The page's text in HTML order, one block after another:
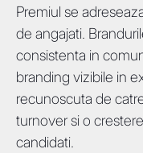
Premiul se
de angajati.
consistenta in
branding vizibile in
recunoscuta de
turnover si o
candidati.